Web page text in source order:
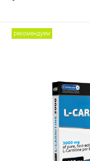
рекомендуем